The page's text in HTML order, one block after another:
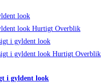
Hurtigt Overblik
Hurtigt Overblik
i gyldent look